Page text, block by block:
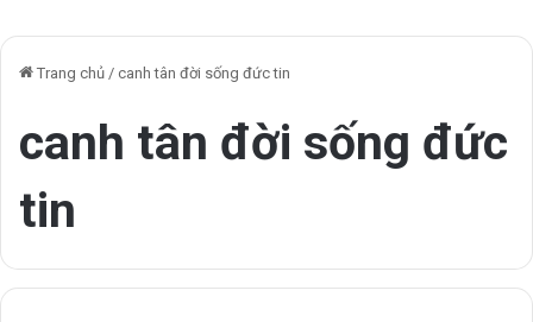
Trang chủ / canh tân đời sống đức tin
canh tân đời sống đức
tin